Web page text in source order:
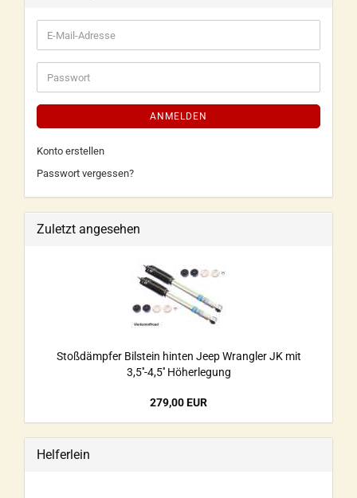
ANMELDEN
Konto erstellen
Passwort vergessen?
Zuletzt angesehen
Stoßdämpfer Bilstein hinten Jeep Wrangler JK mit
3,5''-4,5'' Höherlegung
279,00 EUR
Helferlein